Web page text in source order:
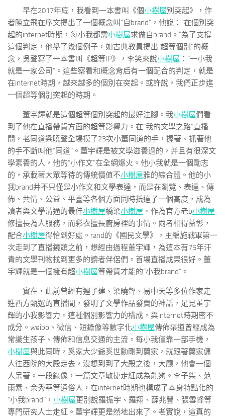
早在2017年底，我看到一本書叫《個小樹屋別突起》，作
者陳立飛在序文提出了一個概念叫“自brand”，他說：“在個別突
起的internet時期，每小我都需小樹屋求做自brand。”為了支撐
這個判定，他舉了幾個例子，如古典教員提出“超等個別”的概
念，吳聲寫了一本書叫《超等IP》，李笑來說小樹屋 ：“一小我
就是一家公司”。這些察看和概念背后有一個配合的判定，就是
在internet時期，越來越多的個別在突起。或許說，我們正步進
一個超等個別突起的時期。
董宇輝就是這個超等個別突起的最好注腳。我小樹屋們看
到了他在直播帶貨方面的超等影響力。在“我的文學之路”直播
間，老同道梁曉聲全場摸了23次小董同道的手，握著、抓著他
的手不斷叫他“同道”。董宇輝是被文學滋養過的，并且有很深文
學素養的人，他的“小作文”在全網爆火。他小我就是一個勵志
的，承載著大眾等待的傳統價值不小樹屋雅的綜合體。他的小
我brand并不只僅是小作文和文學表達，而是在瀏覽、表達、傳
佈、共情、公益、平臺等各個方面同時抵達了一個高度，成為
讀者與文學溝通的最佳小樹屋橋梁小樹屋 。作為官方老b小樹屋
修擅長為人服務，而彩衣擅長廚房裡的事情。兩者相得益彰，
配合小樹屋得恰到好處。rand的《國民文學》，主編施戰軍第一
次走到了直播鏡頭之前，想經由過程董宇輝，為這本有75年汗
青的文學刊物找到更多的讀者伴侶們。首場直播成果很好。董
宇輝就是一個擁有超小樹屋等帶貨才能的“小我brand”。
實在，此前曾經有遲子建、梁曉聲、易中天等多位作家走
進西方甄選的直播間，發明了文學作品發賣的神話，足見董宇
輝的小我影響力。這種個別影響力的構成，與internet時期密不
成分。weibo、微信、短錄像等數字化小樹屋傳佈渠道曾經成為
常識生孩子、傳佈和信息交通的主流。每小我僅靠一部手機，
小樹屋與此同時，奚家大少爺奚世勳剛到蘭家，就跟著蘭家傭
人往西院的大殿走去，沒想到到了大殿之後，大廳，他會一個
人呆著。一段錄像，一篇文章敏捷走紅成為能夠。李子柒、范
雨素、余秀華等通俗人，在internet時期也構成了本身特點化的
“小我brand”， 小樹屋更別說羅振宇、羅翔、薛兆豐、張雪峰等
專門研究人士走紅。董宇輝更是然地出來了。老實說，這真的